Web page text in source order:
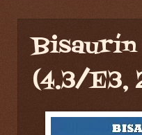
(4.3/E3,